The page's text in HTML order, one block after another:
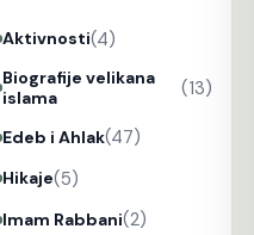
Aktivnosti(4)
Biografije velikana
islama
(13)
Edeb i Ahlak(47)
Hikaje(5)
Imam Rabbani(2)